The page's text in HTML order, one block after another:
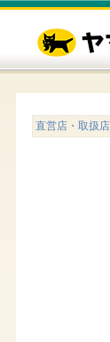
直営店・取扱